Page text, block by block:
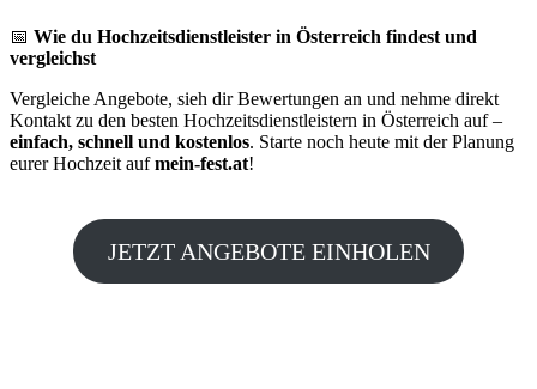
📅 Wie du Hochzeitsdienstleister in Österreich findest und
vergleichst
Vergleiche Angebote, sieh dir Bewertungen an und nehme direkt
Kontakt zu den besten Hochzeitsdienstleistern in Österreich auf –
einfach, schnell und kostenlos. Starte noch heute mit der Planung
eurer Hochzeit aufmein-fest.at!
JETZT ANGEBOTE EINHOLEN